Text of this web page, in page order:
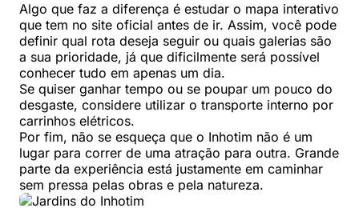
Algo que faz a diferença é estudar o mapa interativo
que tem no site oficial antes de ir. Assim, você pode
definir qual rota deseja seguir ou quais galerias são
a sua prioridade, já que dificilmente será possível
conhecer tudo em apenas um dia.
Se quiser ganhar tempo ou se poupar um pouco do
desgaste, considere utilizar o transporte interno por
carrinhos elétricos.
Por fim, não se esqueça que o Inhotim não é um
lugar para correr de uma atração para outra. Grande
parte da experiência está justamente em caminhar
sem pressa pelas obras e pela natureza.